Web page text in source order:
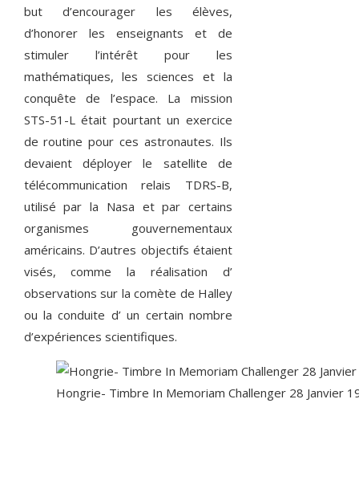
but d’encourager les élèves,
d’honorer les enseignants et de
stimuler l’intérêt pour les
mathématiques, les sciences et la
conquête de l’espace. La mission
STS-51-L était pourtant un exercice
de routine pour ces astronautes. Ils
devaient déployer le satellite de
télécommunication relais TDRS-B,
utilisé par la Nasa et par certains
organismes gouvernementaux
américains. D’autres objectifs étaient
visés, comme la réalisation d’
observations sur la comète de Halley
ou la conduite d’ un certain nombre
d’expériences scientifiques.
Hongrie- Timbre In Memoriam Challenger 28 Janvier